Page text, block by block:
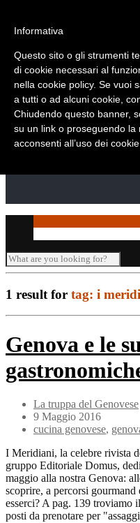
1 result for tag: i
Genova e le
La truppa del Genovese
9 Maggio 2016
cucina genovese,
I Meridiani, la celebre rivista
gruppo Editoriale Domus,
maggio alla nostra Genova:
scoprire, a percorsi
esserci? A pag. 139 troviamo
posti da prenotare per
Informativa
Questo sito o gli strumenti
di cookie necessari al
nella cookie policy. Se vuoi
a tutti o ad alcuni cookie,
Chiudendo questo banner,
su un link o proseguendo la
acconsenti all’uso dei cookie.